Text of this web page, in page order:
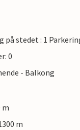
på stedet : 1
0
- Balkong
m
m